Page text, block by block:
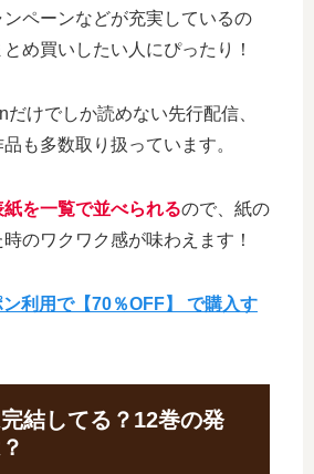
ンペーンなどが充実しているの
め買いしたい人にぴったり！
だけでしか読めない先行配信、
も多数取り扱っています。
を一覧で並べられるので、紙の
のワクワク感が味わえます！
ン利用で【70％OFF】 で購入す
完結してる？12巻の発